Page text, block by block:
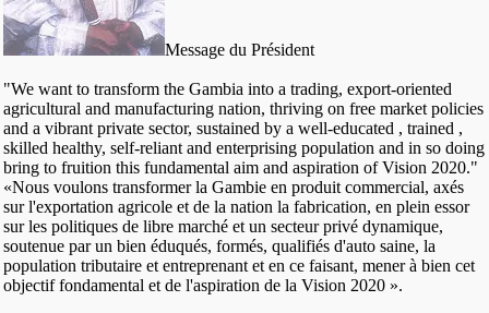
Message du Président
"We want to transform the Gambia into a trading, export-oriented
agricultural and manufacturing nation, thriving on free market policies
and a vibrant private sector, sustained by a well-educated , trained ,
skilled healthy, self-reliant and enterprising population and in so doing
bring to fruition this fundamental aim and aspiration of Vision 2020."
«Nous voulons transformer la Gambie en produit commercial, axés
sur l'exportation agricole et de la nation la fabrication, en plein essor
sur les politiques de libre marché et un secteur privé dynamique,
soutenue par un bien éduqués, formés, qualifiés d'auto saine, la
population tributaire et entreprenant et en ce faisant, mener à bien cet
objectif fondamental et de l'aspiration de la Vision 2020 ».